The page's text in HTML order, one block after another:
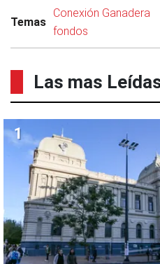
Temas
Conexión Ganadera
fondos
Las mas